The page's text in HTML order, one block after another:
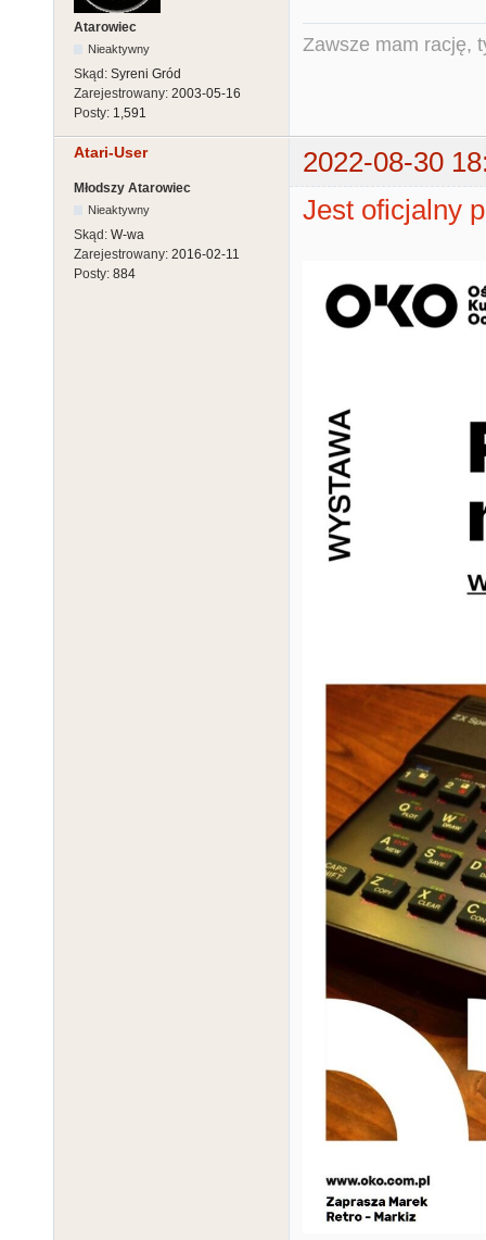
Atarowiec
Nieaktywny
Skąd: Syreni Gród
Zarejestrowany: 2003-05-16
Posty: 1,591
Zawsze mam rację,
Atari-User 2022-08-30
Młodszy Atarowiec
Nieaktywny
Skąd: W-wa
Zarejestrowany: 2016-02-11
Posty: 884
Jest oficjalny